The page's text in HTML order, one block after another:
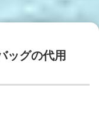
ッグの代用